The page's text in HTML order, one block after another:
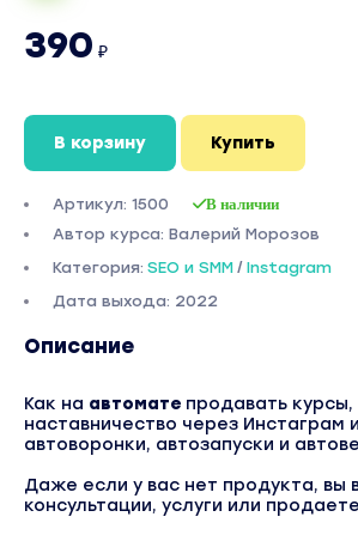
390 ₽
В корзину Купить
Артикул: 1500 В наличии
Автор курса: Валерий Морозов
Категория: SEO и SMM / Instagram
Дата выхода: 2022
Описание
Как на автомате продавать курсы,
наставничество через Инстаграм
автоворонки, автозапуски и
Даже если у вас нет продукта, вы
консультации, услуги или